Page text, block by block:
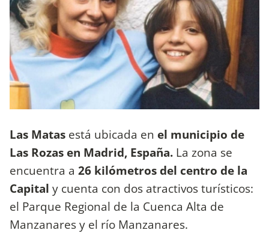
Las Matas está ubicada en el municipio de
Las Rozas en Madrid, España. La zona se
encuentra a 26 kilómetros del centro de la
Capital y cuenta con dos atractivos turísticos:
el Parque Regional de la Cuenca Alta de
Manzanares y el río Manzanares.